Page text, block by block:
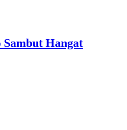
Hangat